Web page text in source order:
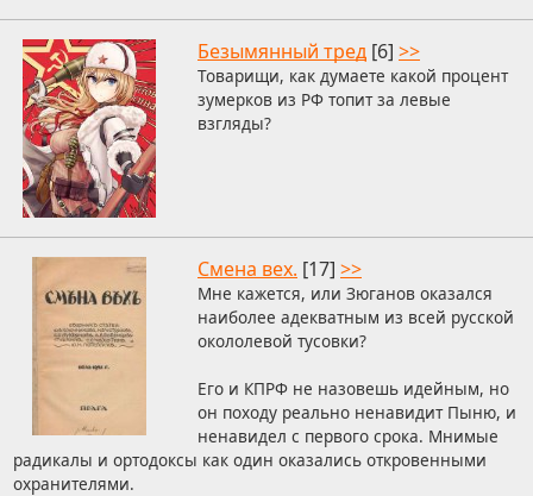
Безымянный тред [6] >>
Товарищи, как думаете какой процент
зумерков из РФ топит за левые
взгляды?
Смена вех. [17] >>
Мне кажется, или Зюганов оказался
наиболее адекватным из всей русской
окололевой тусовки?
Его и КПРФ не назовешь идейным, но
он походу реально ненавидит Пыню, и
ненавидел с первого срока. Мнимые
радикалы и ортодоксы как один оказались откровенными
охранителями.